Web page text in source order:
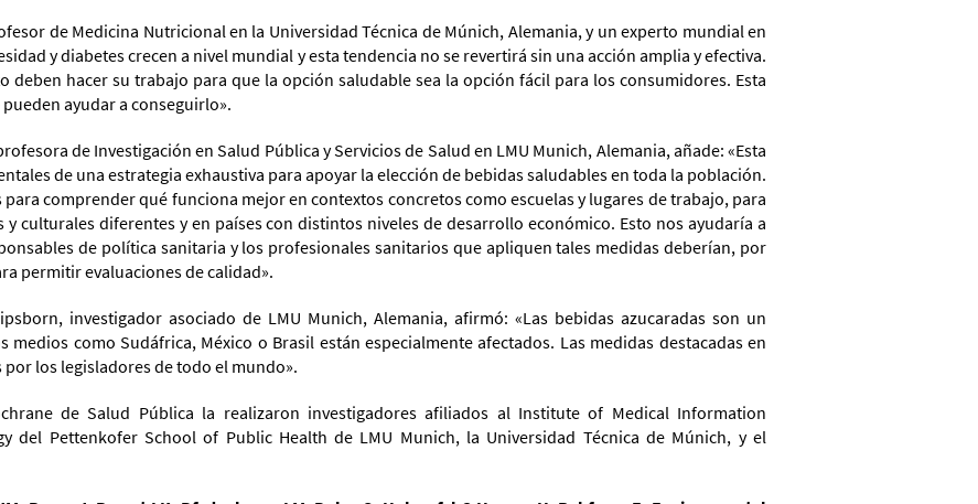
de Medicina Nutricional en la Universidad Técnica de Múnich, Alemania, y un experto mundial en
y diabetes crecen a nivel mundial y esta tendencia no se revertirá sin una acción amplia y efectiva.
deben hacer su trabajo para que la opción saludable sea la opción fácil para los consumidores. Esta
ayudar a conseguirlo».
de Investigación en Salud Pública y Servicios de Salud en LMU Munich, Alemania, añade: «Esta
de una estrategia exhaustiva para apoyar la elección de bebidas saludables en toda la población.
comprender qué funciona mejor en contextos concretos como escuelas y lugares de trabajo, para
culturales diferentes y en países con distintos niveles de desarrollo económico. Esto nos ayudaría a
de política sanitaria y los profesionales sanitarios que apliquen tales medidas deberían, por
permitir evaluaciones de calidad».
investigador asociado de LMU Munich, Alemania, afirmó: «Las bebidas azucaradas son un
como Sudáfrica, México o Brasil están especialmente afectados. Las medidas destacadas en
los legisladores de todo el mundo».
de Salud Pública la realizaron investigadores afiliados al Institute of Medical Information
del Pettenkofer School of Public Health de LMU Munich, la Universidad Técnica de Múnich, y el